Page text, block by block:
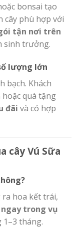
bonsai tạo
cây phù hợp với
tận nơi trên
sinh trưởng.
lượng lớn
bạch. Khách
quà tặng
đãi và có hợp
cây Vú Sữa
hoa kết trái,
trong vụ
tháng.